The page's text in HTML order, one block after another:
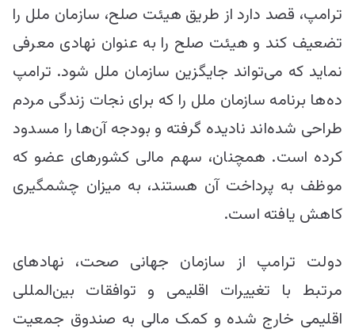
ترامپ، قصد دارد از طریق هیئت صلح، سازمان ملل را
تضعیف کند و هیئت صلح را به عنوان نهادی معرفی
نماید که می‌تواند جایگزین سازمان ملل شود. ترامپ
ده‌ها برنامه سازمان ملل را که برای نجات زندگی مردم
طراحی شده‌اند نادیده گرفته و بودجه آن‌ها را مسدود
کرده است. همچنان، سهم مالی کشورهای عضو که
موظف به پرداخت آن هستند، به میزان چشمگیری
کاهش یافته است.
دولت ترامپ از سازمان جهانی صحت، نهادهای
مرتبط با تغییرات اقلیمی و توافقات بین‌المللی
اقلیمی خارج شده و کمک مالی به صندوق جمعیت